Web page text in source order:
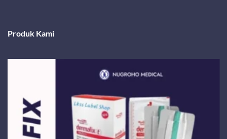
Produk Kami